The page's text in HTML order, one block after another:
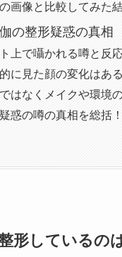
画像と比較してみた
の整形疑惑の真相
上で囁かれる噂と反
に見た顔の変化はあ
はなくメイクや環境
惑の噂の真相を総括！
形しているの